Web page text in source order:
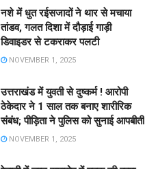
नशे में धुत रईसजादों ने थार से मचाया
तांडव, गलत दिशा में दौड़ाई गाड़ी
डिवाइडर से टकराकर पलटी
NOVEMBER 1, 2025
उत्तराखंड में युवती से दुष्कर्म ! आरोपी
ठेकेदार ने 1 साल तक बनाए शारीरिक
संबंध; पीड़िता ने पुलिस को सुनाई आपबीती
NOVEMBER 1, 2025